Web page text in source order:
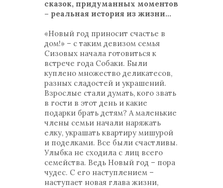
сказок, придуманных моментов
– реальная история из жизни...
«Новый год приносит счастье в
дом!» – с таким девизом семья
Сизовых начала готовиться к
встрече года Собаки. Были
куплено множество деликатесов,
разных сладостей и украшений.
Взрослые стали думать, кого звать
в гости в этот день и какие
подарки брать детям? А маленькие
члены семьи начали наряжать
елку, украшать квартиру мишурой
и поделками. Все были счастливы.
Улыбка не сходила с лиц всего
семейства. Ведь Новый год – пора
чудес. С его наступлением –
наступает новая глава жизни,